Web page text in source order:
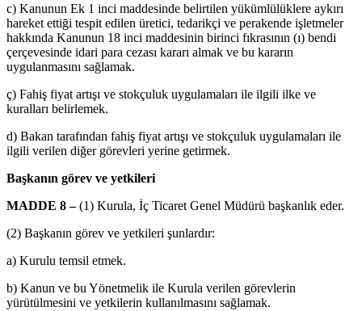
c) Kanunun Ek 1 inci maddesinde belirtilen yükümlülüklere aykırı
hareket ettiği tespit edilen üretici, tedarikçi ve perakende işletmeler
hakkında Kanunun 18 inci maddesinin birinci fıkrasının (ı) bendi
çerçevesinde idari para cezası kararı almak ve bu kararın
uygulanmasını sağlamak.
ç) Fahiş fiyat artışı ve stokçuluk uygulamaları ile ilgili ilke ve
kuralları belirlemek.
d) Bakan tarafından fahiş fiyat artışı ve stokçuluk uygulamaları ile
ilgili verilen diğer görevleri yerine getirmek.
Başkanın görev ve yetkileri
MADDE 8 –(1) Kurula, İç Ticaret Genel Müdürü başkanlık eder.
(2) Başkanın görev ve yetkileri şunlardır:
a) Kurulu temsil etmek.
b) Kanun ve bu Yönetmelik ile Kurula verilen görevlerin
yürütülmesini ve yetkilerin kullanılmasını sağlamak.